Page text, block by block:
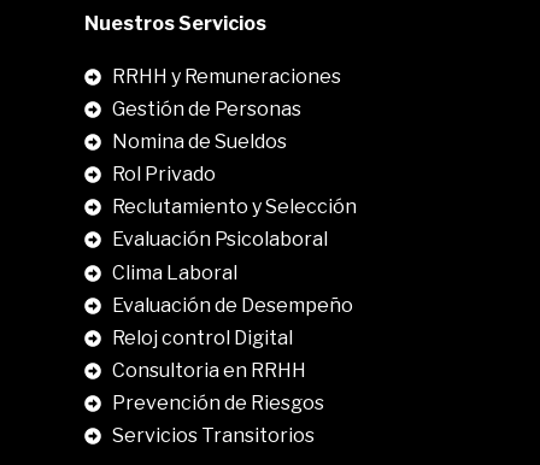
Nuestros Servicios
RRHH y Remuneraciones
Gestión de Personas
Nomina de Sueldos
Rol Privado
Reclutamiento y Selección
Evaluación Psicolaboral
Clima Laboral
Evaluación de Desempeño
Reloj control Digital
Consultoria en RRHH
Prevención de Riesgos
Servicios Transitorios